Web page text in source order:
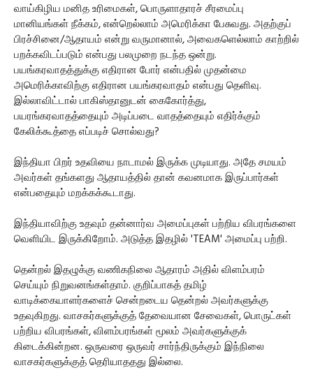
வாய்கிழிய மனித உரிமைகள், பொருளாதாரச் சீரமைப்பு
மானியங்கள் நீக்கம், என்றெல்லாம் அமெரிக்கா பேசுவது. அதற்குப்
பிரச்சினை/ஆதாயம் என்று வருமானால், அவைகளெல்லாம் காற்றில்
பறக்கவிடப்படும் என்பது பலமுறை நடந்த ஒன்று.
பயங்கரவாதத்துக்கு எதிரான போர் என்பதில் முதன்மை
அமெரிக்காவிற்கு எதிரான பயங்கரவாதம் என்பது தெளிவு.
இல்லாவிட்டால் பாகிஸ்தானுடன் கைகோர்த்து,
பயரங்கரவாதத்தையும் அடிப்படை வாதத்தையும் எதிர்க்கும்
கேலிக்கூத்தை எப்படிச் சொல்வது?
இந்தியா பிறர் உதவியை நாடாமல் இருக்க முடியாது. அதே சமயம்
அவர்கள் தங்களது ஆதாயத்தில் தான் கவனமாக இருப்பார்கள்
என்பதையும் மறக்கக்கூடாது.
இந்தியாவிற்கு உதவும் தன்னார்வ அமைப்புகள் பற்றிய விபரங்களை
வெளியிட இருக்கிறோம். அடுத்த இதழில் 'TEAM' அமைப்பு பற்றி.
தென்றல் இதழுக்கு வணிகநிலை ஆதாரம் அதில் விளம்பரம்
செய்யும் நிறுவனங்கள்தாம். குறிப்பாகத் தமிழ்
வாடிக்கையாளர்களைச் சென்றடைய தென்றல் அவர்களுக்கு
உதவுகிறது. வாசகர்களுக்குத் தேவையான சேவைகள், பொருட்கள்
பற்றிய விபரங்கள், விளம்பரங்கள் மூலம் அவர்களுக்குக்
கிடைக்கின்றன. ஒருவரை ஒருவர் சார்ந்திருக்கும் இந்நிலை
வாசகர்களுக்குத் தெரியாததது இல்லை.